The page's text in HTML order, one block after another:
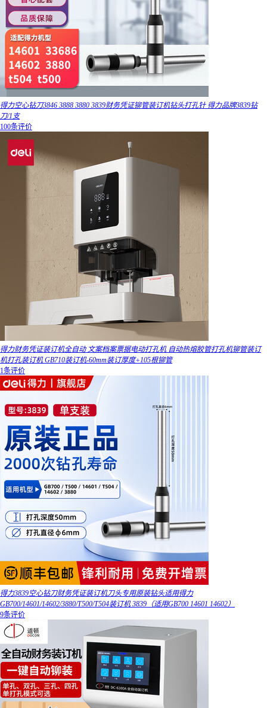
得力空心钻刀3846 3888 3880 3839财务凭证铆管装订机钻头打孔针 得力品牌3839钻
刀/1支
100条评价
得力财务凭证装订机全自动 文案档案票据电动打孔机 自动热熔胶管打孔机铆管装订
机打孔装订机 GB710装订机-60mm装订厚度+105根铆管
1条评价
得力3839空心钻刀财务凭证装订机刀头专用原装钻头适用得力
GB700/14601/14602/3880/T500/T504装订机 3839（适用GB700 14601 14602）
9条评价